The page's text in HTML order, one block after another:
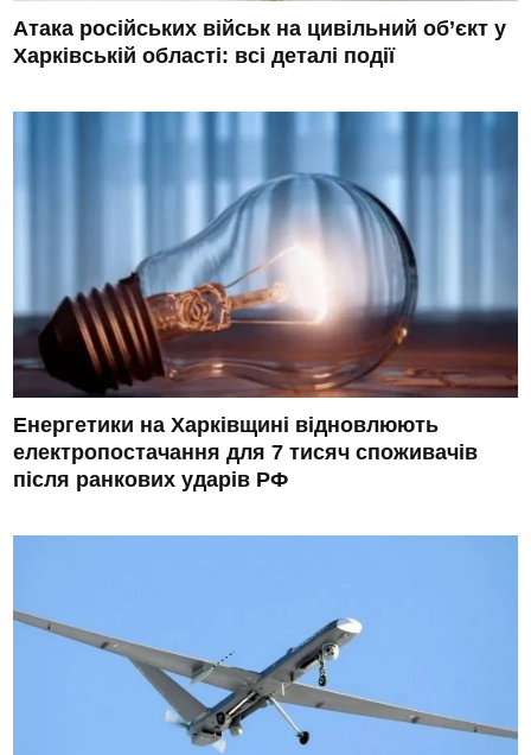
Атака російських військ на цивільний об’єкт у
Харківській області: всі деталі події
Енергетики на Харківщині відновлюють
електропостачання для 7 тисяч споживачів
після ранкових ударів РФ